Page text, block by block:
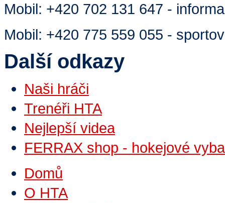
Mobil: +420 702 131 647 -
Mobil: +420 775 559 055 -
Další odkazy
Naši hráči
Trenéři HTA
Nejlepší videa
FERRAX shop - hokejové
Domů
O HTA